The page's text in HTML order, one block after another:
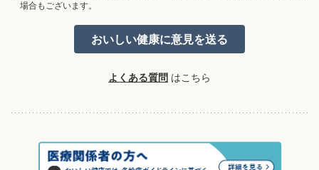
場合もございます。
よくある質問 はこちら